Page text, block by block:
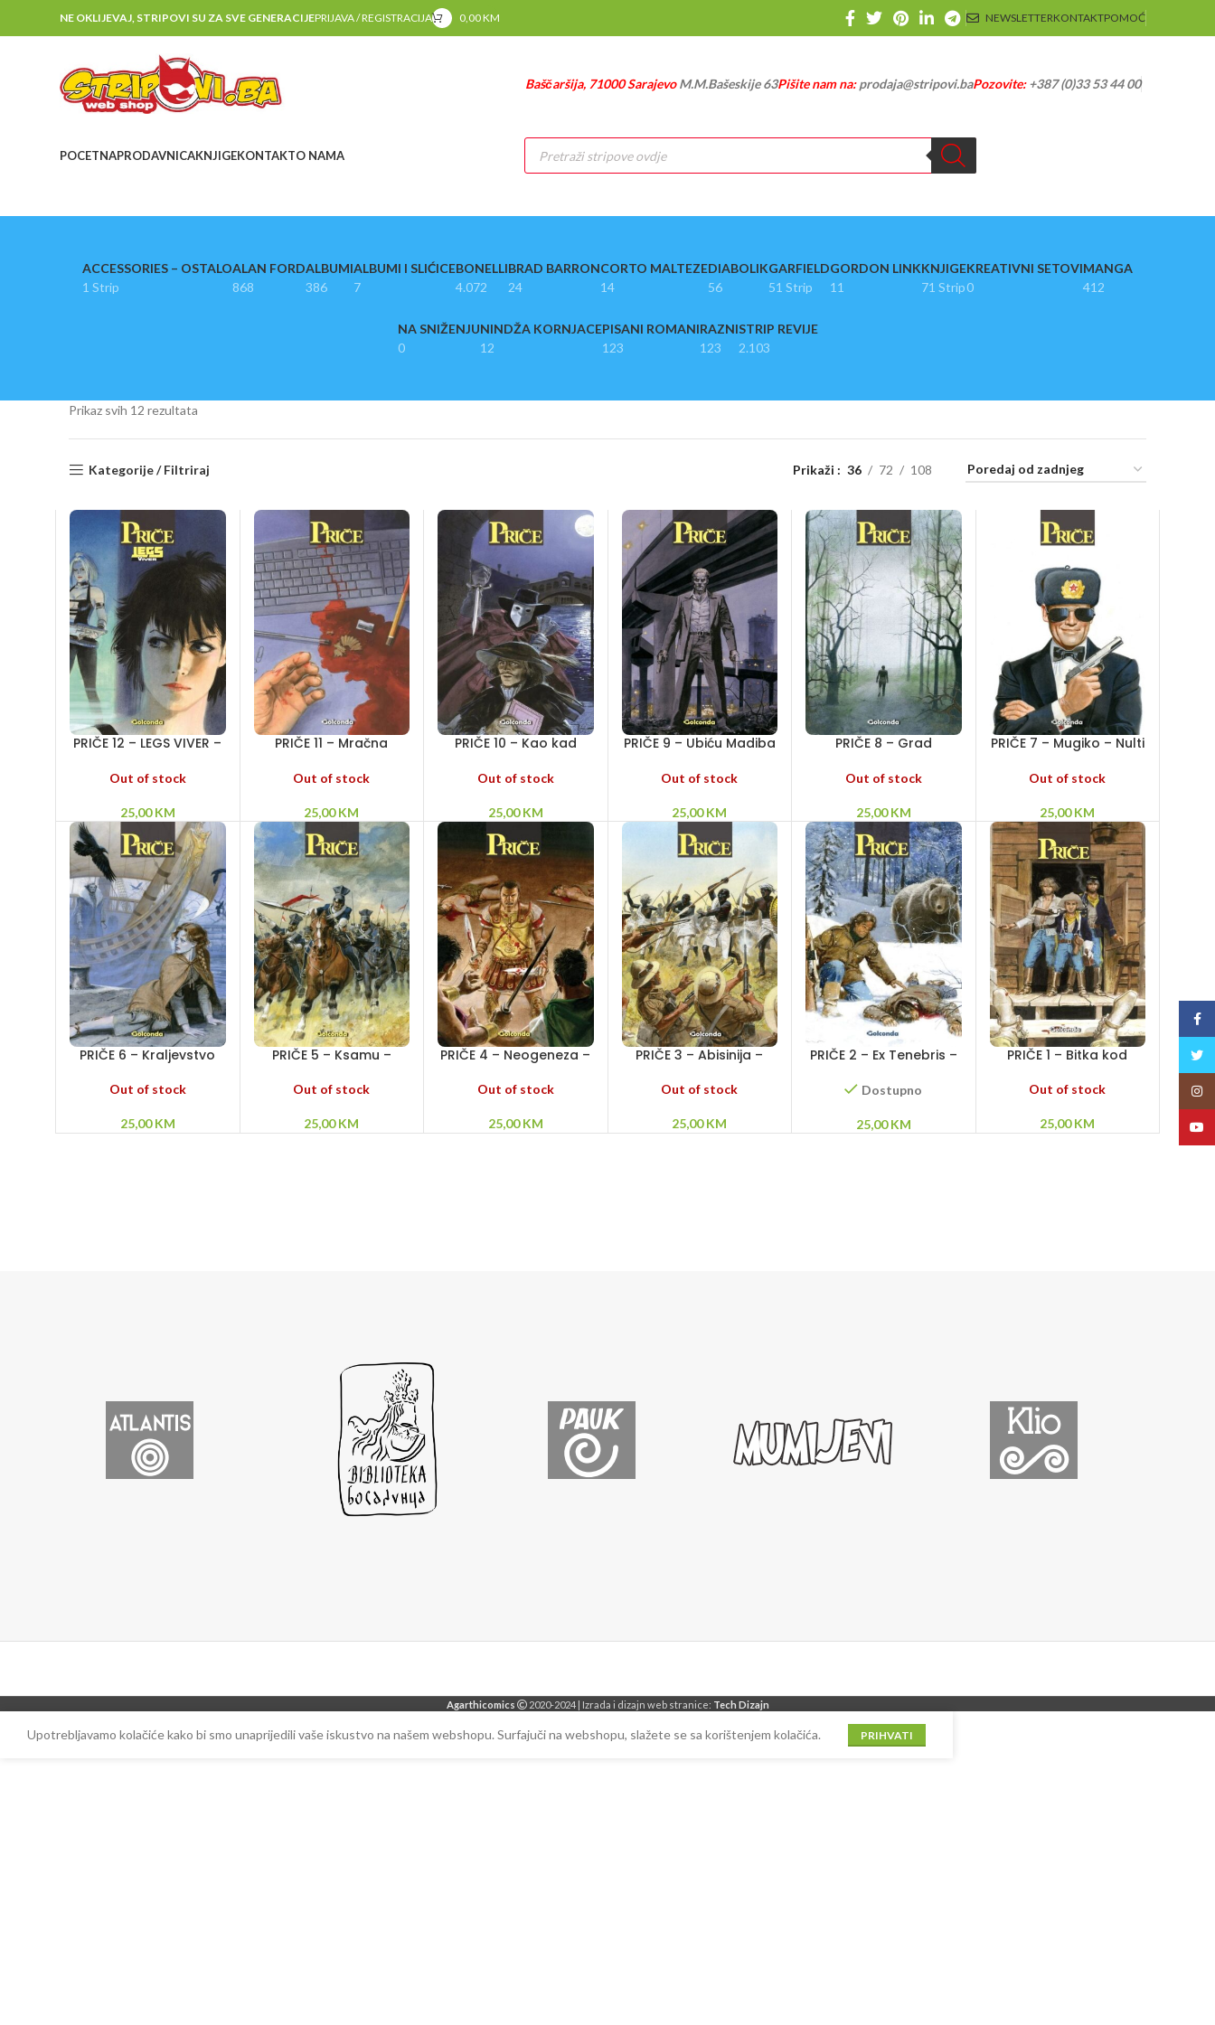
NE OKLIJEVAJ, STRIPOVI SU ZA SVE GENERACIJEPRIJAVA / REGISTRACIJA 0,00KM NEWSLETTERKONTAKTPOMOĆ
Baščaršija, 71000 SarajevoM.M.Bašeskije 63Pišite nam na:prodaja@stripovi.baPozovite:+387 (0)33 53 44 00
POCETNAPRODAVNICAKNJIGEKONTAKTO NAMA
Products
search
ACCESSORIES – OSTALO
1 Strip
ALAN FORD
868
ALBUMI
386
ALBUMI I SLIĆICE
7
BONELLI
4.072
BRAD BARRON
24
CORTO MALTEZE
14
DIABOLIK
56
GARFIELD
51 Strip
GORDON LINK
11
KNJIGE
71 Strip
KREATIVNI SETOVI
0
MANGA
412
NA SNIŽENJU
0
NINDŽA KORNJACE
12
PISANI ROMANI
123
RAZNI
123
STRIP REVIJE
2.103
Prikaz svih 12 rezultata
Kategorije / Filtriraj
Prikaži 36 72 108
PRIČE 12 – LEGS VIVER –
Nemeza
Out of stock
25,00KM
PRIČE 11 – Mračna
Out of stock
25,00KM
PRIČE 10 – Kao kad
krvi zapisano – Divljina
Out of stock
25,00KM
PRIČE 9 – Ubiću Madiba
Out of stock
25,00KM
PRIČE 8 – Grad
Lombrozovo srce –
Out of stock
25,00KM
PRIČE 7 – Mugiko – Nulti
Astromonstrumi
Out of stock
25,00KM
PRIČE 6 – Kraljevstvo
prašina – Krv smrtnika
Out of stock
25,00KM
PRIČE 5 – Ksamu –
Out of stock
25,00KM
PRIČE 4 – Neogeneza –
Out of stock
25,00KM
PRIČE 3 – Abisinija –
Out of stock
25,00KM
PRIČE 2 – Ex Tenebris –
Dostupno
25,00KM
PRIČE 1 – Bitka kod
Cena časti
Out of stock
25,00KM
Agarthicomics 2020-2024 | Izrada i dizajn web stranice: Tech Dizajn
Upotrebljavamo kolačiće kako bi smo unaprijedili vaše iskustvo na našem webshopu. Surfajuči na webshopu, slažete se sa korištenjem kolačića. PRIHVATI